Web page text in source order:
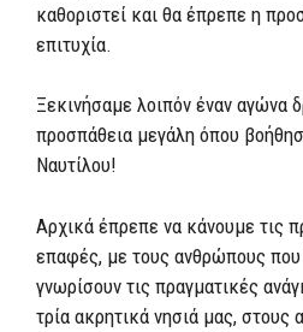
καθοριστεί και θα έπρεπε η
επιτυχία.
Ξεκινήσαμε λοιπόν έναν αγώνα
προσπάθεια μεγάλη όπου
Ναυτίλου!
Αρχικά έπρεπε να κάνουμε τις
επαφές, με τους ανθρώπους
γνωρίσουν τις πραγματικές
τρία ακρητικά νησιά μας,